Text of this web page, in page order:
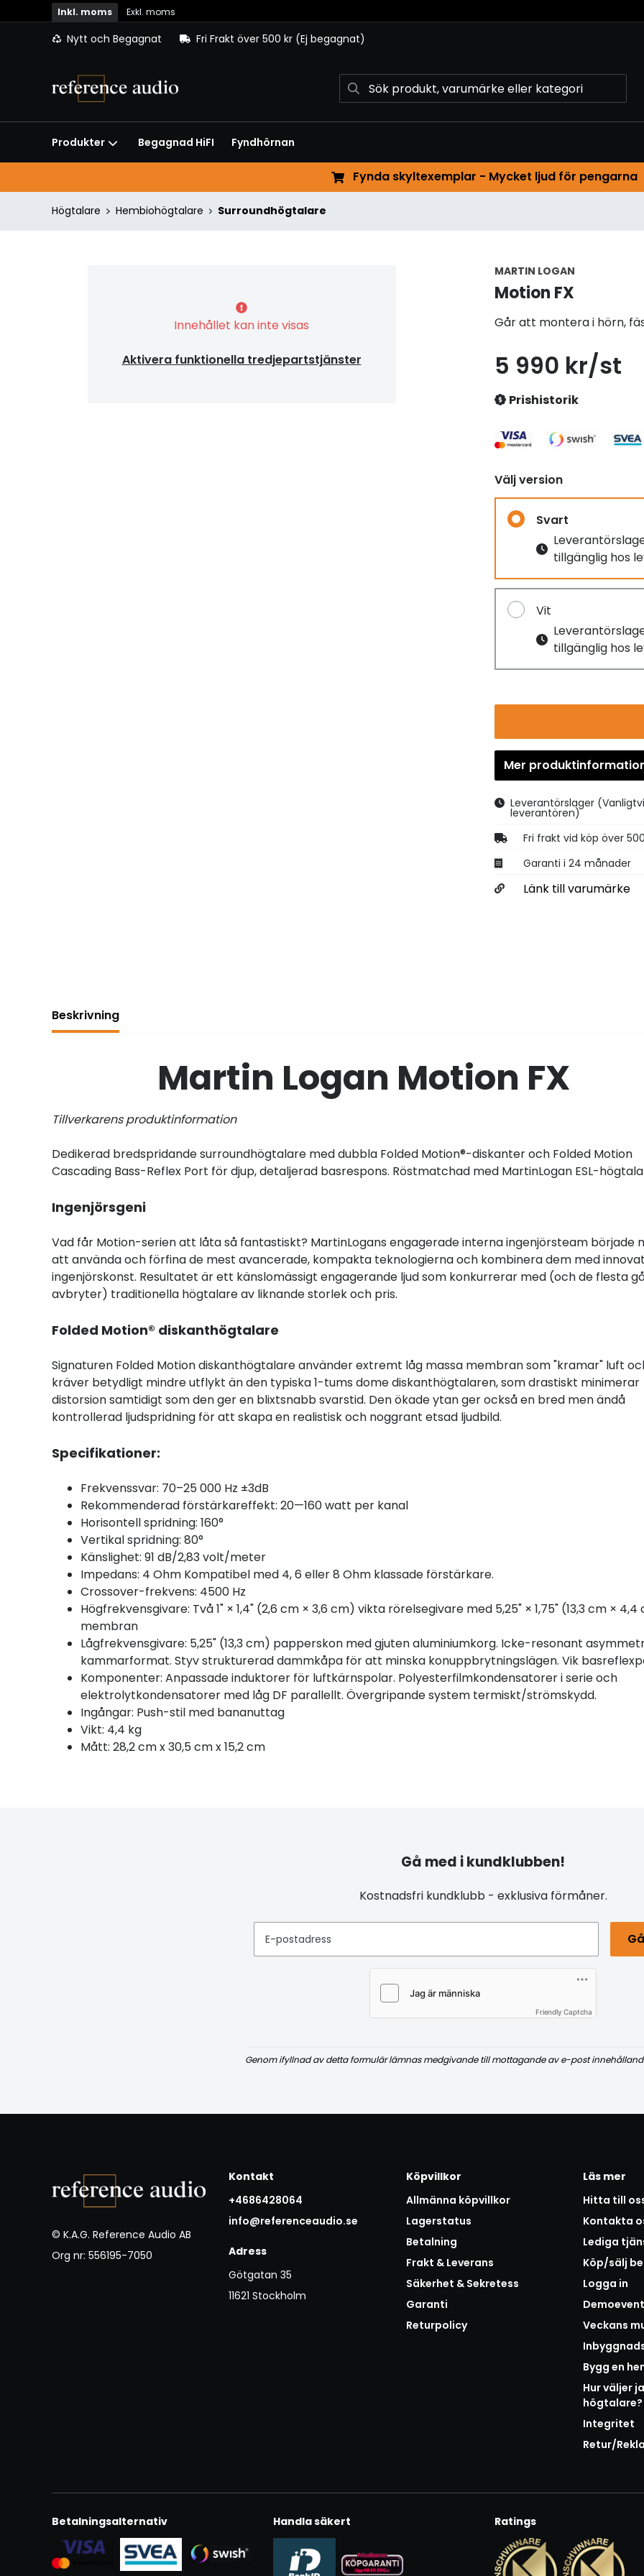
Inkl. moms Exkl. moms
Nytt och Begagnat Fri Frakt över 500 kr (Ej begagnat)
Produkter Begagnad HiFI Fyndhörnan
Fynda skyltexemplar - Mycket ljud för pengarna
Högtalare Hembiohögtalare Surroundhögtalare
Innehållet kan inte visas
Aktivera funktionella tredjepartstjänster
MARTIN LOGAN
Motion FX
Går att montera i hörn,
5 990 kr/st
Prishistorik
Välj version
Svart
tillgänglig hos
Vit
tillgänglig hos
Mer
Leverantörslager
leverantören)
Fri frakt vid köp över
Garanti i 24 månader
Länk till varumärke
Beskrivning
Martin Logan Motion FX
Tillverkarens produktinformation
Dedikerad bredspridande surroundhögtalare med dubbla Folded Motion®-diskanter och Folded Motion
Cascading Bass-Reflex Port för djup, detaljerad basrespons. Röstmatchad med MartinLogan ESL-
Ingenjörsgeni
Vad får Motion-serien att låta så fantastiskt? MartinLogans engagerade interna ingenjörsteam började
att använda och förfina de mest avancerade, kompakta teknologierna och kombinera dem med
ingenjörskonst. Resultatet är ett känslomässigt engagerande ljud som konkurrerar med (och de flesta
avbryter) traditionella högtalare av liknande storlek och pris.
Folded Motion® diskanthögtalare
Signaturen Folded Motion diskanthögtalare använder extremt låg massa membran som "kramar" luft
kräver betydligt mindre utflykt än den typiska 1-tums dome diskanthögtalaren, som drastiskt minimerar
distorsion samtidigt som den ger en blixtsnabb svarstid. Den ökade ytan ger också en bred men ändå
kontrollerad ljudspridning för att skapa en realistisk och noggrant etsad ljudbild.
Specifikationer:
Frekvenssvar: 70–25 000 Hz ±3dB
Rekommenderad förstärkareffekt: 20—160 watt per kanal
Horisontell spridning: 160°
Vertikal spridning: 80°
Känslighet: 91 dB/2,83 volt/meter
Impedans: 4 Ohm Kompatibel med 4, 6 eller 8 Ohm klassade förstärkare.
Crossover-frekvens: 4500 Hz
Högfrekvensgivare: Två 1" × 1,4" (2,6 cm × 3,6 cm) vikta rörelsegivare med 5,25" × 1,75" (13,3 cm × 4,4
membran
Lågfrekvensgivare: 5,25" (13,3 cm) papperskon med gjuten aluminiumkorg. Icke-resonant
kammarformat. Styv strukturerad dammkåpa för att minska konuppbrytningslägen. Vik
Komponenter: Anpassade induktorer för luftkärnspolar. Polyesterfilmkondensatorer i serie och
elektrolytkondensatorer med låg DF parallellt. Övergripande system termiskt/strömskydd.
Ingångar: Push-stil med bananuttag
Vikt: 4,4 kg
Mått: 28,2 cm x 30,5 cm x 15,2 cm
Gå med i kundklubben!
Kostnadsfri kundklubb - exklusiva förmåner.
E-postadress
Friendly Captcha
Genom ifyllnad av detta formulär lämnas medgivande till mottagande av e-post
© K.A.G. Reference Audio AB
Org nr: 556195-7050
Kontakt
+4686428064
info@referenceaudio.se
Adress
Götgatan 35
11621 Stockholm
Köpvillkor
Allmänna köpvillkor
Lagerstatus
Betalning
Frakt & Leverans
Säkerhet & Sekretess
Garanti
Returpolicy
Läs mer
Hitta till
Kontakta
Lediga
Köp/sälj
Logga in
Demoevent
Veckans
Bygg en
Hur väljer
högtalare?
Integritet
Retur/
Betalningsalternativ Handla säkert Ratings